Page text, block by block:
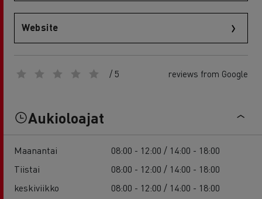
Website
/ 5 reviews from Google
Aukioloajat
Maanantai
08:00 - 12:00 / 14:00 - 18:00
Tiistai
08:00 - 12:00 / 14:00 - 18:00
keskiviikko
08:00 - 12:00 / 14:00 - 18:00